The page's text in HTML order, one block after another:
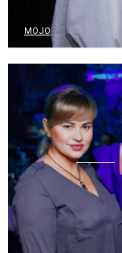
MOJO